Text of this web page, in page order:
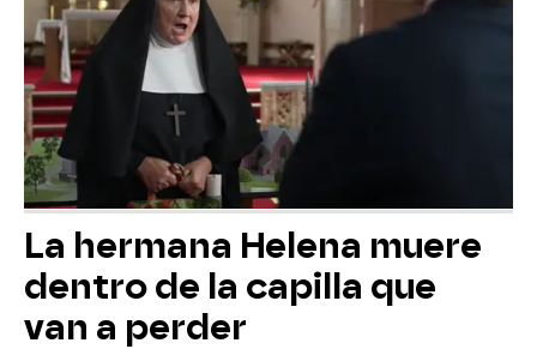
La hermana Helena muere
dentro de la capilla que
van a perder